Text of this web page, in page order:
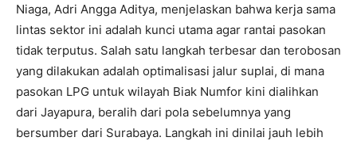
Niaga, Adri Angga Aditya, menjelaskan bahwa kerja sama
lintas sektor ini adalah kunci utama agar rantai pasokan
tidak terputus. Salah satu langkah terbesar dan terobosan
yang dilakukan adalah optimalisasi jalur suplai, di mana
pasokan LPG untuk wilayah Biak Numfor kini dialihkan
dari Jayapura, beralih dari pola sebelumnya yang
bersumber dari Surabaya. Langkah ini dinilai jauh lebih